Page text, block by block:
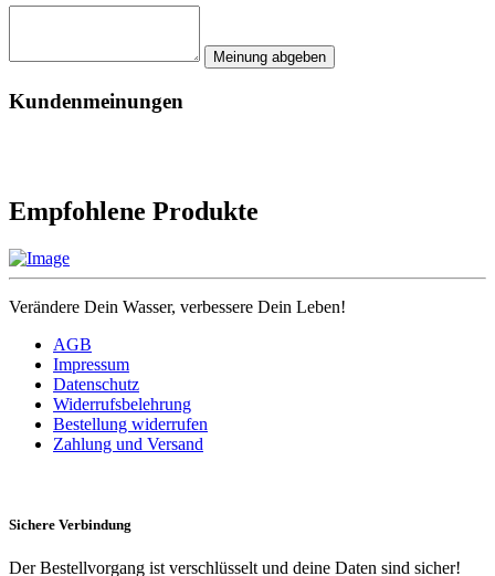
Kundenmeinungen
Empfohlene Produkte
Verändere Dein Wasser, verbessere Dein Leben!
AGB
Impressum
Datenschutz
Widerrufsbelehrung
Bestellung widerrufen
Zahlung und Versand
Sichere Verbindung
Der Bestellvorgang ist verschlüsselt und deine Daten sind sicher!